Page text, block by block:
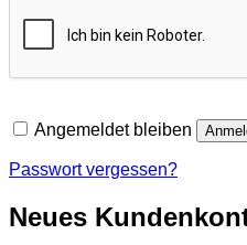
Es befinden sich keine
Zurück zum Shop
Angemeldet bleiben
Passwort vergessen?
Neues